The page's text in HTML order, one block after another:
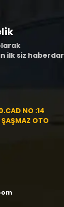
ilk siz haberdar
NO :14
OTO